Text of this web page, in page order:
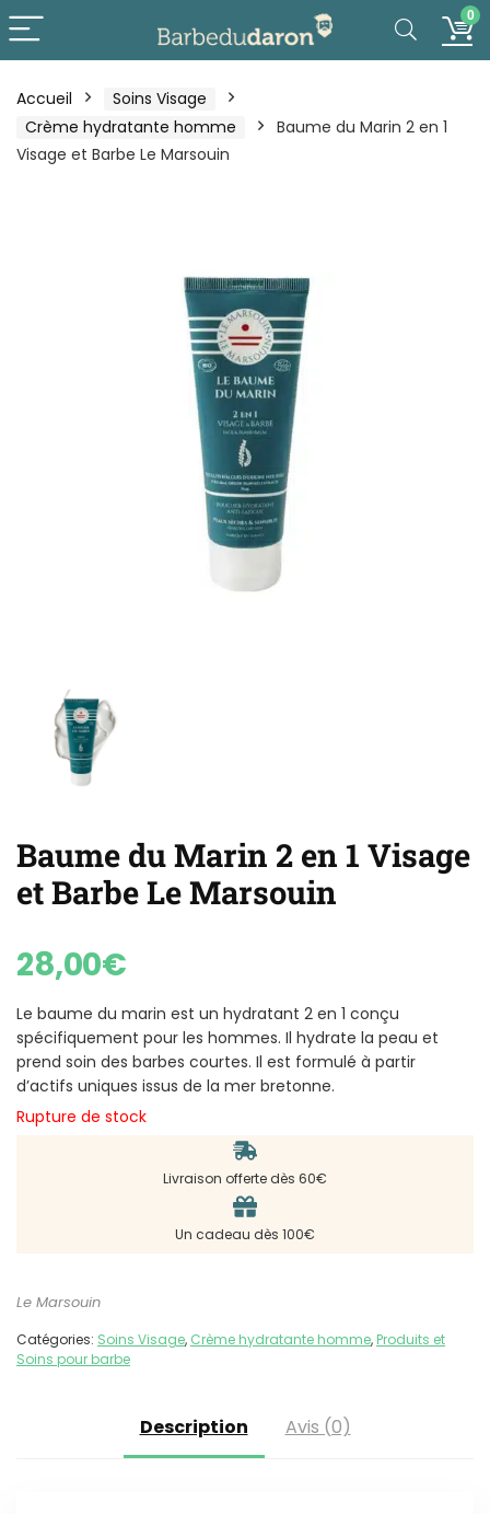
0
Accueil
Soins Visage
Crème hydratante homme
Baume du Marin 2 en 1
Visage et Barbe Le Marsouin
Baume du Marin 2 en 1 Visage
et Barbe Le Marsouin
28,00€
Le baume du marin est un hydratant 2 en 1 conçu
spécifiquement pour les hommes. Il hydrate la peau et
prend soin des barbes courtes. Il est formulé à partir
d’actifs uniques issus de la mer bretonne.
Rupture de stock
Livraison offerte dès 60€
Un cadeau dès 100€
Le Marsouin
Catégories: Soins Visage, Crème hydratante homme, Produits et
Soins pour barbe
Description Avis (0)